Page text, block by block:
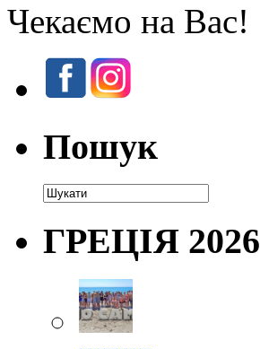
Чекаємо на Вас!
Пошук
ГРЕЦІЯ 2026